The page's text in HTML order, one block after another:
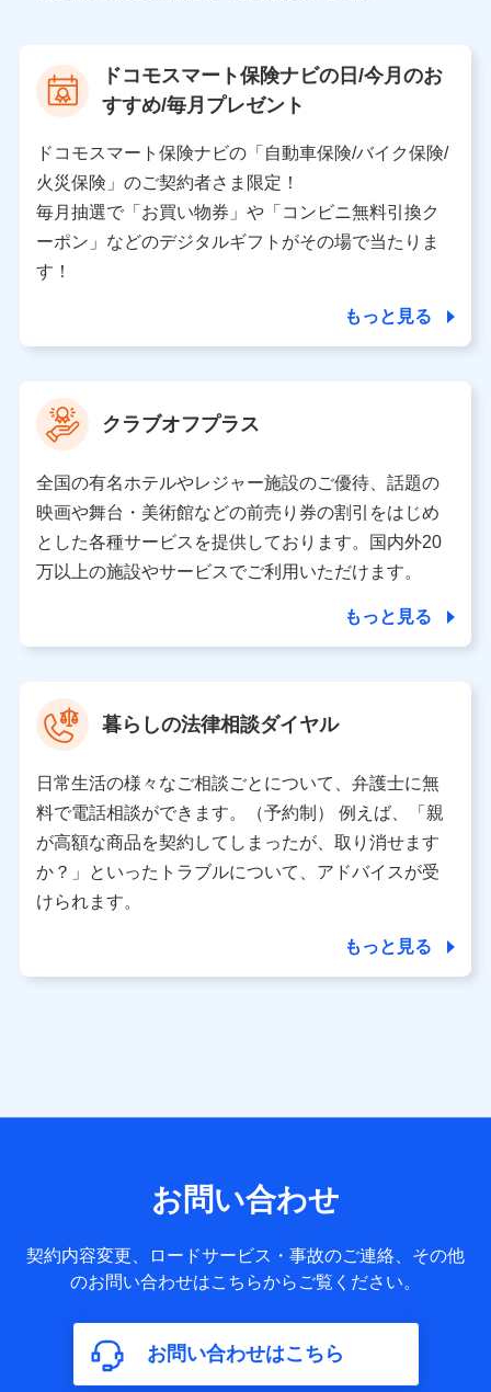
当社又は株式会社NTTドコモが提供する保険関連サービ
スにおけるユーザ登録受付および管理のため
を受けている保険会社・提携会社の保険その他に関する
情報を提供するため、また維持管理等の委託業務遂行の
ため、またそれらに付帯、関連する当社、株式会社NTT
ドコモおよび提携会社のサービスを案内、提供するため
（各サービスで取得したサービス利用履歴、ウェブサイ
トの閲覧履歴、購買履歴、ご契約内容等のパーソナルデ
ータを分析して、お客さまの趣味・嗜好・傾向に応じた
上記に係る案内・手続き・管理等付帯業務を行うため
【当該個人データの管理について責任を有する者の名称・住
所・代表者名】
当該個人データを取り扱う各共同利用者（詳細は次のとお
り）
東京都千代田区永田町2丁目11番1号 山王パークタワー
株式会社NTTドコモ 代表取締役社長 前田 義晃
東京都中央区日本橋人形町2-14-10 アーバンネット日本橋
ビル 3F
※ 当社および株式会社NTTドコモは、お客さまの情報を利
データ憲章」に定める行動原則を順守します 。
※ パーソナルデータダッシュボードの「第三者提供の管
理」の設定状態にかかわらず、共同利用する場合がありま
※ dポイントクラブ会員ではないお客さま（2019年12月11
日以降、一度もdポイントクラブ会員であったことがないお
個人データは、こちら の利用目的の範囲内に限って共同利
用します。
サービス提供等を通じて取得した、以下の情報などの個人デ
基本情報
氏名、電話番号、メールアドレス、お客さまの識別子、
属性、連絡先、dポイントサービスのご利用に関する情
構成、住所、dポイント残高、dポイント利用履歴などが
含まれます。
利用情報
ドコモスマート保険ナビの日/今月のお
すすめ/毎月プレゼント
ドコモスマート保険ナビの「自動車保険/バイク保険/
火災保険」のご契約者さま限定！
毎月抽選で「お買い物券」や「コンビニ無料引換ク
ーポン」などのデジタルギフトがその場で当たりま
す！
もっと見る
クラブオフプラス
全国の有名ホテルやレジャー施設のご優待、話題の
映画や舞台・美術館などの前売り券の割引をはじめ
とした各種サービスを提供しております。国内外20
万以上の施設やサービスでご利用いただけます。
もっと見る
暮らしの法律相談ダイヤル
日常生活の様々なご相談ごとについて、弁護士に無
料で電話相談ができます。（予約制） 例えば、「親
が高額な商品を契約してしまったが、取り消せます
か？」といったトラブルについて、アドバイスが受
けられます。
もっと見る
お問い合わせ
契約内容変更、ロードサービス・事故のご連絡、その他
のお問い合わせはこちらからご覧ください。
お問い合わせはこちら